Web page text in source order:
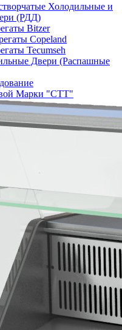
Холодильные и
(РДД)
Bitzer
Copeland
Tecumseh
Двери (Распашные
Марки "СТТ"